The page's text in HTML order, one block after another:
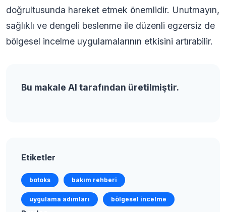
doğrultusunda hareket etmek önemlidir. Unutmayın,
sağlıklı ve dengeli beslenme ile düzenli egzersiz de
bölgesel incelme uygulamalarının etkisini artırabilir.
Bu makale AI tarafından üretilmiştir.
Etiketler
botoks bakım rehberi
uygulama adımları bölgesel incelme